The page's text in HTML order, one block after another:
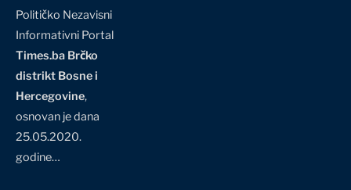
Političko Nezavisni
Informativni Portal
Times.ba Brčko
distrikt Bosne i
Hercegovine,
osnovan je dana
25.05.2020.
godine…